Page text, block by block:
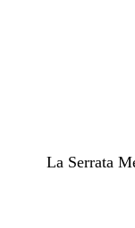
La Serrata